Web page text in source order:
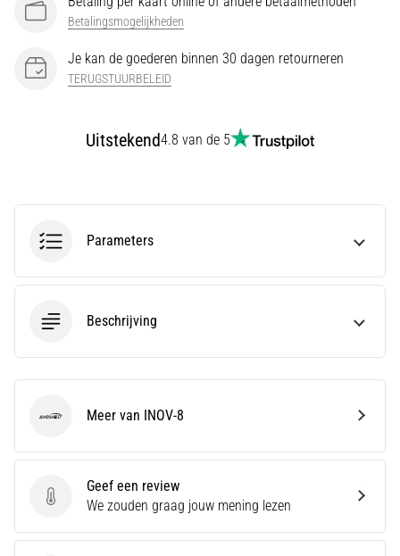
de
TOP-
van
hardloopschoenen
met
de
en…
Toon
artikelen
Betalingsmogelijkheden
Je kan de goederen binnen 30 dagen retourneren
TERUGSTUURBELEID
Uitstekend4.8 van de 5
Parameters
Beschrijving
Geef een review
Geef een review
We zouden graag jouw mening lezen
INOV-8Meer van INOV-8